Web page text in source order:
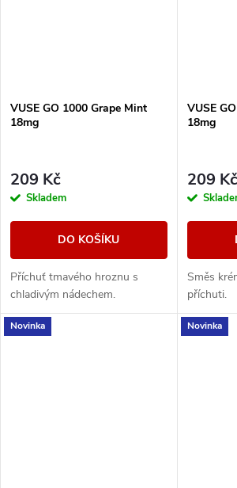
VUSE GO 1000 Grape Mint
18mg
209 Kč
Skladem
DO KOŠÍKU
Příchuť tmavého hroznu s
chladivým nádechem.
VUSE
18mg
209 Kč
Směs
příchuti.
Novinka Novinka